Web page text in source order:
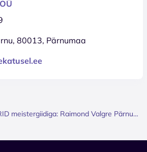
80013, Pärnumaa
GIIDITUURID meistergiidiga: Raimond Valgre Pärnu - muusika ja armastuse radadel